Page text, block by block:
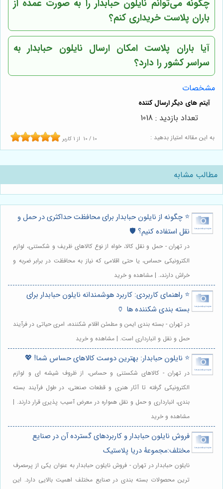
چگونه می‌توانم نایلون حبابدار را به صورت عمده از
باران پلاست خریداری کنم؟
آیاباران پلاست امکان ارسال نایلون حبابدار به
سراسر کشور را دارد؟
مشخصات
به این مقاله امتیاز بدهید : 10 / 10 از 1 کاربر
تعداد بازدید : 1018
مطالب مشابه
⭐️ چگونه از نایلون حبابدار برای محافظت حداکثری در حمل و
نقل استفاده کنیم؟ 🛡️
در تهران - حمل و نقل کالا، خواه از نوع کالاهای ظریف و شکستنی، لوازم
الکترونیکی حساس، یا حتی اقلامی که نیاز به محافظت در برابر ضربه و
خراش دارند،. | مشاهده و خرید
⭐️ راهنمای کاربردی: کاربرد هوشمندانه نایلون حبابدار برای
بسته بندی شکننده ها 🏺
در تهران - بسته بندی ایمن و مطمئن اقلام شکننده، امری حیاتی در فرآیند
حمل و نقل و انبارداری است. | مشاهده و خرید
⭐️ نایلون حبابدار: بهترین دوست کالاهای حساس شما! 💖
در تهران - کالاهای شکستنی و حساس، از ظروف شیشه ای و لوازم
الکترونیکی گرفته تا آثار هنری و قطعات صنعتی، در طول فرآیند بسته
بندی، انبارداری و حمل و نقل همواره در معرض آسیب پذیری قرار دارند. |
مشاهده و خرید
فروش نایلون حبابدار و کاربردهای گسترده آن در صنایع
مختلف:مجموعهٔ دریا پلاستیک
نایلون حبابدار در تهران - فروش نایلون حبابدار به عنوان یکی از پرمصرف
ترین محصولات بسته بندی در صنایع مختلف اهمیت بالایی دارد. این